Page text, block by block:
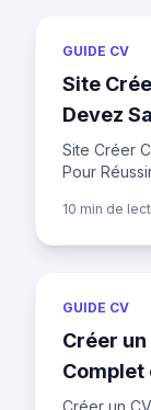
GUIDE CV
Site
Devez
Site Créer
Pour
un
10 min de
GUIDE CV
Créer
Complet
Créer un